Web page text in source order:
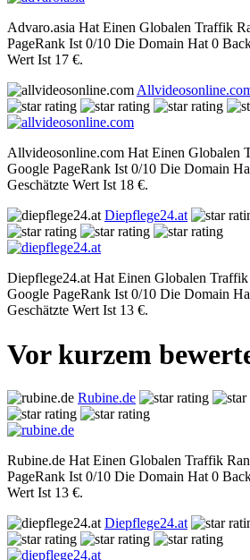
Advaro.asia Hat Einen Globalen Traffik
PageRank Ist 0/10 Die Domain Hat 0
Wert Ist 17 €.
Allvideosonline.com Hat Einen Globalen
Google PageRank Ist 0/10 Die Domain
Geschätzte Wert Ist 18 €.
Diepflege24.at
Diepflege24.at Hat Einen Globalen
Google PageRank Ist 0/10 Die Domain
Geschätzte Wert Ist 13 €.
Vor kurzem
Rubine.de
Rubine.de Hat Einen Globalen Traffik
PageRank Ist 0/10 Die Domain Hat 0
Wert Ist 13 €.
Diepflege24.at